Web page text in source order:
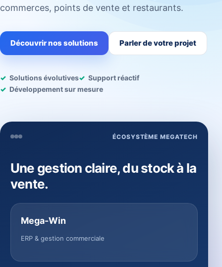
commerces, points de vente et restaurants.
Découvrir nos solutions Parler de votre projet
Solutions évolutives
Support réactif
Développement sur mesure
ÉCOSYSTÈME MEGATECH
Une gestion claire, du stock à la
vente.
Mega-Win
ERP & gestion commerciale